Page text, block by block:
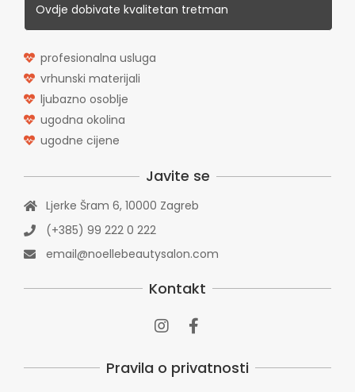
Nokti kroz povijest
In: Uncategorized
Solarij u jesen i zimi
Koliko su bili dugi najduži nokti u
In: Uncategorized
jeseni?
noktima
Ovdje dobivate kvalitetan tretman
profesionalna usluga
vrhunski materijali
ljubazno osoblje
ugodna okolina
ugodne cijene
Javite se
Ljerke Šram 6, 10000 Zagreb
(+385) 99 222 0 222
email@noellebeautysalon.com
Kontakt
Pravila o privatnosti